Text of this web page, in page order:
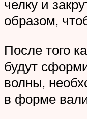
челку и
образом,
После того
будут
волны,
в форме